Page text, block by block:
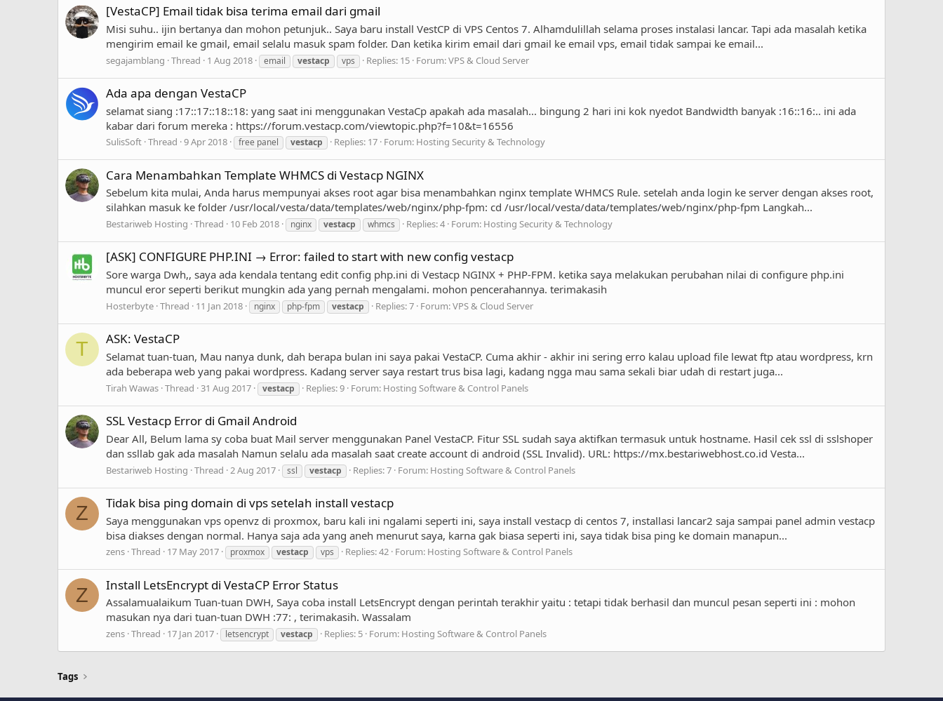
[VestaCP] Email tidak bisa terima email dari gmail
Misi suhu.. ijin bertanya dan mohon petunjuk.. Saya baru install VestCP di VPS Centos 7. Alhamdulillah selama proses instalasi lancar. Tapi ada masalah ketika
mengirim email ke gmail, email selalu masuk spam folder. Dan ketika kirim email dari gmail ke email vps, email tidak sampai ke email...
segajamblang Thread 1 Aug 2018 email vestacp vps Replies: 15 Forum:VPS & Cloud Server
Ada apa dengan VestaCP
selamat siang :17::17::18::18: yang saat ini menggunakan VestaCp apakah ada masalah... bingung 2 hari ini kok nyedot Bandwidth banyak :16::16:.. ini ada
kabar dari forum mereka : https://forum.vestacp.com/viewtopic.php?f=10&t=16556
SulisSoft Thread 9 Apr 2018 free panel vestacp Replies: 17 Forum: Hosting Security & Technology
Cara Menambahkan Template WHMCS di Vestacp NGINX
Sebelum kita mulai, Anda harus mempunyai akses root agar bisa menambahkan nginx template WHMCS Rule. setelah anda login ke server dengan akses root,
silahkan masuk ke folder /usr/local/vesta/data/templates/web/nginx/php-fpm: cd /usr/local/vesta/data/templates/web/nginx/php-fpm Langkah...
Bestariweb Hosting Thread 10 Feb 2018 nginx vestacp whmcs Replies: 4 Forum: Hosting Security & Technology
[ASK] CONFIGURE PHP.INI → Error: failed to start with new config vestacp
Sore warga Dwh,, saya ada kendala tentang edit config php.ini di Vestacp NGINX + PHP-FPM. ketika saya melakukan perubahan nilai di configure php.ini
muncul eror seperti berikut mungkin ada yang pernah mengalami. mohon pencerahannya. terimakasih
Hosterbyte Thread 11 Jan 2018 nginx php-fpm vestacp Replies: 7 Forum:VPS & Cloud Server
T ASK: VestaCP
Selamat tuan-tuan, Mau nanya dunk, dah berapa bulan ini saya pakai VestaCP. Cuma akhir - akhir ini sering erro kalau upload file lewat ftp atau wordpress, krn
ada beberapa web yang pakai wordpress. Kadang server saya restart trus bisa lagi, kadang ngga mau sama sekali biar udah di restart juga...
Tirah Wawas Thread 31 Aug 2017 vestacp Replies: 9 Forum: Hosting Software & Control Panels
SSL Vestacp Error di Gmail Android
Dear All, Belum lama sy coba buat Mail server menggunakan Panel VestaCP. Fitur SSL sudah saya aktifkan termasuk untuk hostname. Hasil cek ssl di sslshoper
dan ssllab gak ada masalah Namun selalu ada masalah saat create account di android (SSL Invalid). URL: https://mx.bestariwebhost.co.id Vesta...
Bestariweb Hosting Thread 2 Aug 2017 ssl vestacp Replies: 7 Forum: Hosting Software & Control Panels
Z Tidak bisa ping domain di vps setelah install vestacp
Saya menggunakan vps openvz di proxmox, baru kali ini ngalami seperti ini, saya install vestacp di centos 7, installasi lancar2 saja sampai panel admin vestacp
bisa diakses dengan normal. Hanya saja ada yang aneh menurut saya, karna gak biasa seperti ini, saya tidak bisa ping ke domain manapun...
zens Thread 17 May 2017 proxmox vestacp vps Replies: 42 Forum: Hosting Software & Control Panels
Z Install LetsEncrypt di VestaCP Error Status
Assalamualaikum Tuan-tuan DWH, Saya coba install LetsEncrypt dengan perintah terakhir yaitu : tetapi tidak berhasil dan muncul pesan seperti ini : mohon
masukan nya dari tuan-tuan DWH :77: , terimakasih. Wassalam
zens Thread 17 Jan 2017 letsencrypt vestacp Replies: 5 Forum: Hosting Software & Control Panels
Tags